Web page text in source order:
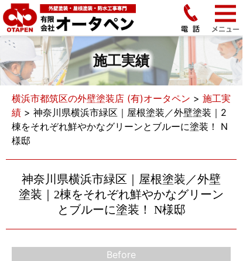
施工実績
横浜市都筑区の外壁塗装店 (有)オータペン > 施工実
績 > 神奈川県横浜市緑区｜屋根塗装／外壁塗装｜2
棟をそれぞれ鮮やかなグリーンとブルーに塗装！ N
様邸
神奈川県横浜市緑区｜屋根塗装／外壁
塗装｜2棟をそれぞれ鮮やかなグリーン
とブルーに塗装！ N様邸
Before